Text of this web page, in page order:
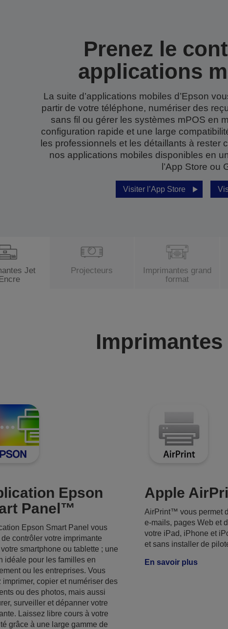
Prenez le
applications
La suite d’applications mobiles d’Epson
partir de votre téléphone, numériser des
sans fil ou gérer les systèmes mPOS en
configuration rapide et une large
les professionnels et les détaillants à rester
nos applications mobiles disponibles en
l’App Store ou
Visiter l’App Store
o
n
g
u
e
l
:
o
n
g
u
e
l
:
Jet
Projecteurs
Imprimantes grand
format
Imprimantes
Epson
Panel™
Epson Smart Panel vous
de contrôler votre imprimante
smartphone ou tablette ; une
idéale pour les familles en
ou les entreprises. Vous
imprimer, copier et numériser des
ou des photos, mais aussi
surveiller et dépanner votre
Laissez libre cours à votre
grâce à une large gamme de
Apple
AirPrint™ vous permet
e-mails, pages Web et
votre iPad, iPhone et
et sans installer de
En savoir plus